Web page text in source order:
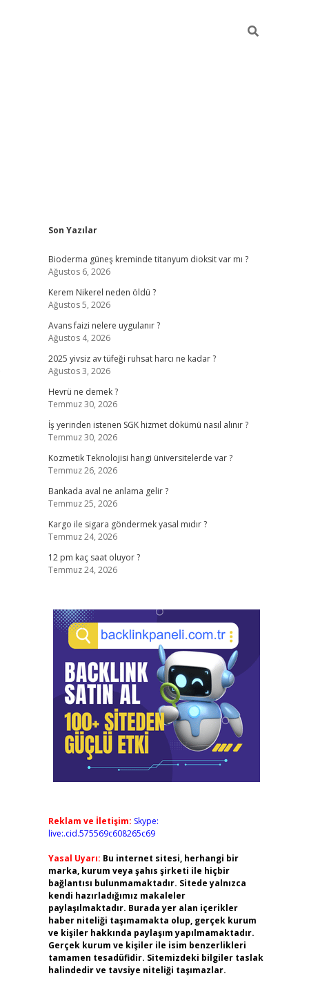
Sidebar
Son Yazılar
Bioderma güneş kreminde titanyum dioksit var mı ?
Ağustos 6, 2026
Kerem Nikerel neden öldü ?
Ağustos 5, 2026
Avans faizi nelere uygulanır ?
Ağustos 4, 2026
2025 yivsiz av tüfeği ruhsat harcı ne kadar ?
Ağustos 3, 2026
Hevrü ne demek ?
Temmuz 30, 2026
İş yerinden istenen SGK hizmet dökümü nasıl alınır ?
Temmuz 30, 2026
Kozmetik Teknolojisi hangi üniversitelerde var ?
Temmuz 26, 2026
Bankada aval ne anlama gelir ?
Temmuz 25, 2026
Kargo ile sigara göndermek yasal mıdır ?
Temmuz 24, 2026
12 pm kaç saat oluyor ?
Temmuz 24, 2026
Reklam ve İletişim: Skype:
live:.cid.575569c608265c69
Yasal Uyarı: Bu internet sitesi, herhangi bir
marka, kurum veya şahıs şirketi ile hiçbir
bağlantısı bulunmamaktadır. Sitede yalnızca
kendi hazırladığımız makaleler
paylaşılmaktadır. Burada yer alan içerikler
haber niteliği taşımamakta olup, gerçek kurum
ve kişiler hakkında paylaşım yapılmamaktadır.
Gerçek kurum ve kişiler ile isim benzerlikleri
tamamen tesadüfidir. Sitemizdeki bilgiler taslak
halindedir ve tavsiye niteliği taşımazlar.